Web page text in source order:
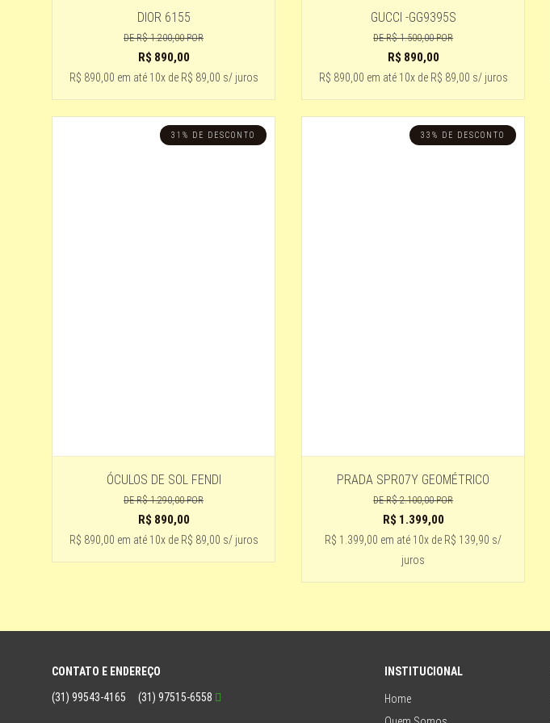
DIOR 6155
DER$ 1.200,00POR
R$ 890,00
R$ 890,00 em até10x de R$ 89,00 s/ juros
GUCCI -GG9395S
DER$ 1.500,00POR
R$ 890,00
R$ 890,00 em até10x de R$ 89,00 s/ juros
ÓCULOS DE SOL FENDI
DER$ 1.290,00POR
R$ 890,00
R$ 890,00 em até10x de R$ 89,00 s/ juros
31% DE DESCONTO
PRADA SPR07Y GEOMÉTRICO
DER$ 2.100,00POR
R$ 1.399,00
R$ 1.399,00 em até 10x de R$ 139,90 s/
juros
33% DE DESCONTO
CONTATO E ENDEREÇO
(31) 99543-4165
(31) 97515-6558
INSTITUCIONAL
Home